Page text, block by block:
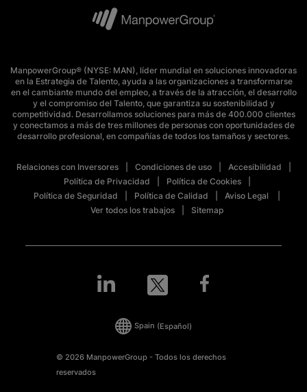
ManpowerGroup® (NYSE: MAN), líder mundial en soluciones innovadoras
en la Estrategia de Talento, ayuda a las organizaciones a transformarse
en el cambiante mundo del empleo, a través de la atracción, el desarrollo
y el compromiso del Talento, que garantiza su sostenibilidad y
competitividad. Desarrollamos soluciones para más de 400.000 clientes
y conectamos a más de tres millones de personas con oportunidades de
desarrollo profesional, en compañías de todos los tamaños y sectores.
Relaciones con Inversores Condiciones de uso
Accesibilidad
Política de Privacidad
Política de Cookies
Política de Seguridad
Política de Calidad
Aviso Legal
Ver todos los trabajos
Sitemap
© 2026 ManpowerGroup - Todos los derechos
reservados
Spain (Español)